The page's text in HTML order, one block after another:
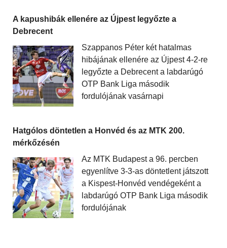
A kapushibák ellenére az Újpest legyőzte a
Debrecent
Szappanos Péter két hatalmas
hibájának ellenére az Újpest 4-2-re
legyőzte a Debrecent a labdarúgó
OTP Bank Liga második
fordulójának vasárnapi
Hatgólos döntetlen a Honvéd és az MTK 200.
mérkőzésén
Az MTK Budapest a 96. percben
egyenlítve 3-3-as döntetlent játszott
a Kispest-Honvéd vendégeként a
labdarúgó OTP Bank Liga második
fordulójának